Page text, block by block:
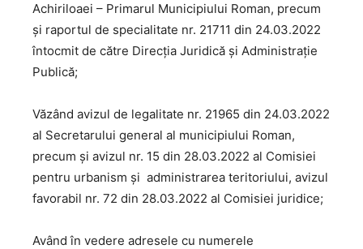
Achiriloaei – Primarul Municipiului Roman, precum
şi raportul de specialitate nr. 21711 din 24.03.2022
întocmit de către Direcția Juridică și Administraţie
Publică;
Văzând avizul de legalitate nr. 21965 din 24.03.2022
al Secretarului general al municipiului Roman,
precum și avizul nr. 15 din 28.03.2022 al Comisiei
pentru urbanism şi administrarea teritoriului, avizul
favorabil nr. 72 din 28.03.2022 al Comisiei juridice;
Având în vedere adresele cu numerele